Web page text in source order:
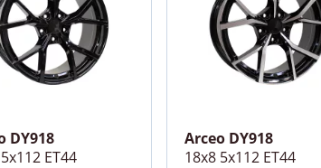
DY918
ET44
Arceo DY918
18x8 5x112 ET44